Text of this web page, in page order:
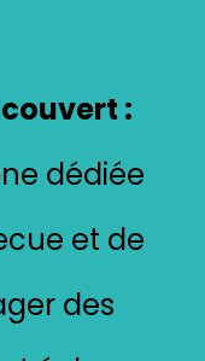
:
dédiée
et de
des